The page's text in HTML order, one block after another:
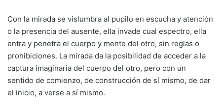
Con la mirada se vislumbra al pupilo en escucha y atención
o la presencia del ausente, ella invade cual espectro, ella
entra y penetra el cuerpo y mente del otro, sin reglas o
prohibiciones. La mirada da la posibilidad de acceder a la
captura imaginaria del cuerpo del otro, pero con un
sentido de comienzo, de construcción de sí mismo, de dar
el inicio, a verse a sí mismo.